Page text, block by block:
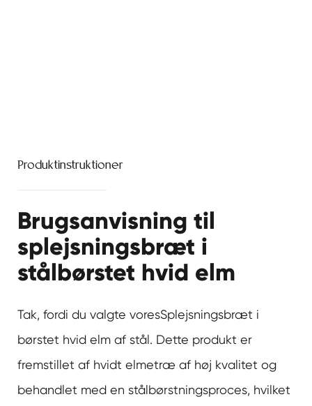
Produktinstruktioner
Brugsanvisning til
splejsningsbræt i
stålbørstet hvid elm
Tak, fordi du valgte voresSplejsningsbræt i
børstet hvid elm af stål. Dette produkt er
fremstillet af hvidt elmetræ af høj kvalitet og
behandlet med en stålbørstningsproces, hvilket